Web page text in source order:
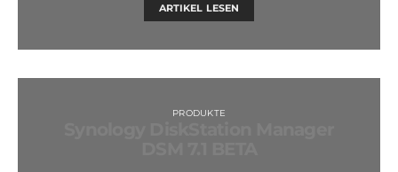
ARTIKEL LESEN
PRODUKTE